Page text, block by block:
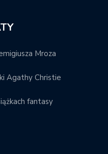
Mroza
Agathy Christie
fantasy